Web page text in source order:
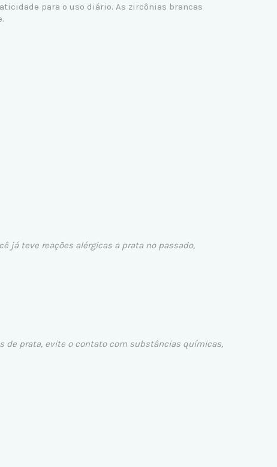
para o uso diário. As zircônias brancas
já teve reações alérgicas a prata no passado,
de prata, evite o contato com substâncias químicas,